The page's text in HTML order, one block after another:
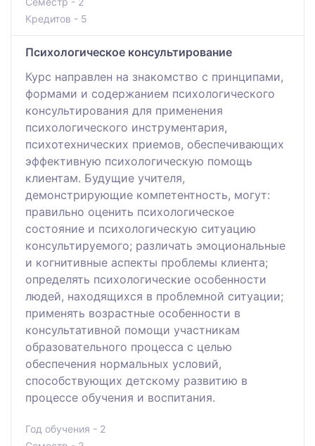
Кредитов - 5
Психологическое консультирование
Курс направлен на знакомство с принципами,
формами и содержанием психологического
консультирования для применения
психологического инструментария,
психотехнических приемов, обеспечивающих
эффективную психологическую помощь
клиентам. Будущие учителя,
демонстрирующие компетентность, могут:
правильно оценить психологическое
состояние и психологическую ситуацию
консультируемого; различать эмоциональные
и когнитивные аспекты проблемы клиента;
определять психологические особенности
людей, находящихся в проблемной ситуации;
применять возрастные особенности в
консультативной помощи участникам
образовательного процесса с целью
обеспечения нормальных условий,
способствующих детскому развитию в
процессе обучения и воспитания.
Год обучения - 2